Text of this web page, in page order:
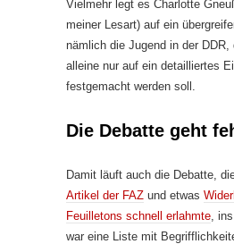
Vielmehr legt es Charlotte
meiner Lesart) auf ein
nämlich die Jugend in der DDR,
alleine nur auf ein detailliertes
festgemacht werden soll.
Die Debatte geht
Damit läuft auch die Debatte,
Artikel der FAZ und etwas
Feuilletons schnell erlahmte ,
war eine Liste mit